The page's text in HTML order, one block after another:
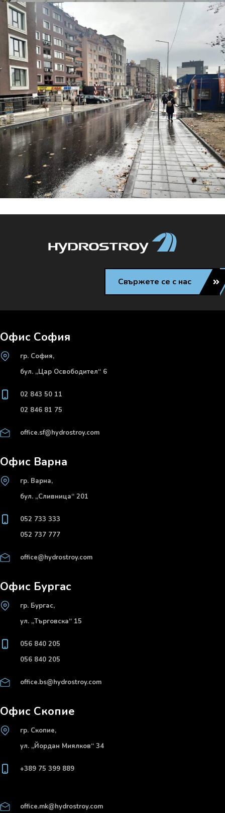
Свържете се с нас
Офис София
гр. София,
бул. „Цар Освободител“ 6
02 843 50 11
02 846 81 75
office.sf@hydrostroy.com
Офис Варна
гр. Варна,
бул. „Сливница“ 201
052 733 333
052 737 777
office@hydrostroy.com
Офис Бургас
гр. Бургас,
ул. „Търговска“ 15
056 840 205
056 840 205
office.bs@hydrostroy.com
Офис Скопие
гр. Скопие,
ул. „Йордан Миялков“ 34
+389 75 399 889
office.mk@hydrostroy.com